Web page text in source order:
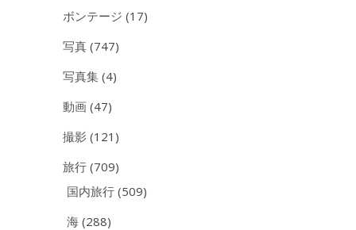
ボンテージ (17)
写真 (747)
写真集 (4)
動画 (47)
撮影 (121)
旅行 (709)
国内旅行 (509)
海 (288)